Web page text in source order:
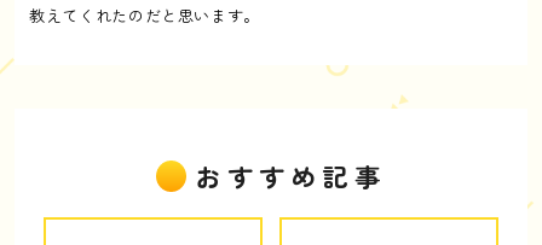
教えてくれたのだと思います。
おすすめ記事